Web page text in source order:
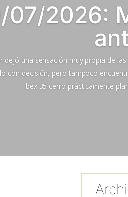
07/2026:
dejó una sensación muy propia de
con decisión, pero tampoco
Ibex 35 cerró prácticamente